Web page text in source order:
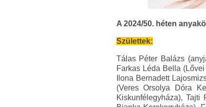
A 2024/50. héten
Születtek:
Tálas Péter Balázs
Farkas Léda Bella
Ilona Bernadett
(Veres Orsolya Dóra
Kiskunfélegyháza),